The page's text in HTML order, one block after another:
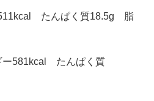
511kcal たんぱく質18.5g 脂
ー581kcal たんぱく質